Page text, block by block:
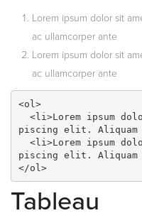
Lorem ipsum dolor sit
ac ullamcorper ante
Lorem ipsum dolor sit
ac ullamcorper ante
<ol>
piscing elit. Aliquam
piscing elit. Aliquam
</ol>
Tableau